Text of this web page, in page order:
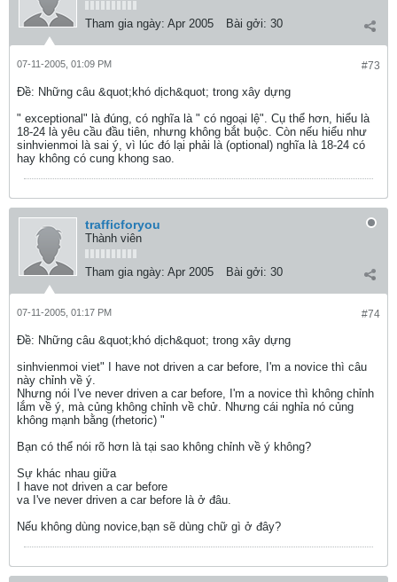
Tham gia ngày: Apr 2005 Bài gởi: 30
#73
07-11-2005, 01:09 PM
Ðề: Những câu &quot;khó dịch&quot; trong xây dựng
" exceptional" là đúng, có nghĩa là " có ngoại lệ". Cụ thể hơn, hiểu là
18-24 là yêu cầu đầu tiên, nhưng không bắt buộc. Còn nếu hiểu như
sinhvienmoi là sai ý, vì lúc đó lại phải là (optional) nghĩa là 18-24 có
hay không có cung khong sao.
trafficforyou
Thành viên
Tham gia ngày: Apr 2005 Bài gởi: 30
#74
07-11-2005, 01:17 PM
Ðề: Những câu &quot;khó dịch&quot; trong xây dựng
sinhvienmoi viet" I have not driven a car before, I'm a novice thì câu
này chỉnh về ý.
Nhưng nói I've never driven a car before, I'm a novice thì không chỉnh
lắm về ý, mà củng không chỉnh về chử. Nhưng cái nghỉa nó củng
không mạnh bằng (rhetoric) "
Bạn có thể nói rõ hơn là tại sao không chỉnh về ý không?
Sự khác nhau giữa
I have not driven a car before
va I've never driven a car before là ở đâu.
Nếu không dùng novice,bạn sẽ dùng chữ gì ở đây?